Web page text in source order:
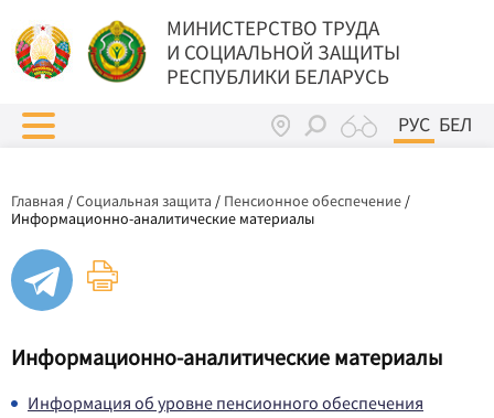
МИНИСТЕРСТВО ТРУДА
И СОЦИАЛЬНОЙ ЗАЩИТЫ
РЕСПУБЛИКИ БЕЛАРУСЬ
РУС БЕЛ
Главная /Социальная защита / Пенсионное обеспечение /
Информационно-аналитические материалы
Информационно-аналитические материалы
Информация об уровне пенсионного обеспечения